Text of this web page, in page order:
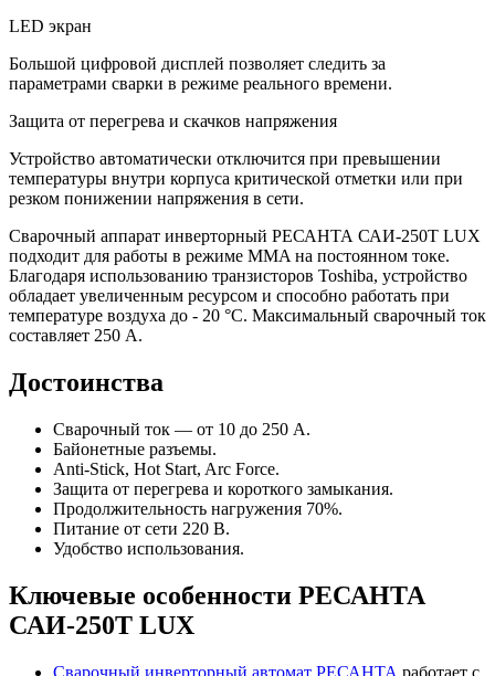
LED экран
Большой цифровой дисплей позволяет следить за
параметрами сварки в режиме реального времени.
Защита от перегрева и скачков напряжения
Устройство автоматически отключится при превышении
температуры внутри корпуса критической отметки или при
резком понижении напряжения в сети.
Сварочный аппарат инверторный РЕСАНТА САИ-250Т LUX
подходит для работы в режиме MMA на постоянном токе.
Благодаря использованию транзисторов Toshiba, устройство
обладает увеличенным ресурсом и способно работать при
температуре воздуха до - 20 °С. Максимальный сварочный ток
составляет 250 А.
Достоинства
Сварочный ток — от 10 до 250 А.
Байонетные разъемы.
Anti-Stick, Hot Start, Arc Force.
Защита от перегрева и короткого замыкания.
Продолжительность нагружения 70%.
Питание от сети 220 В.
Удобство использования.
Ключевые особенности РЕСАНТА
САИ-250Т LUX
Сварочный инверторный автомат РЕСАНТА работает с